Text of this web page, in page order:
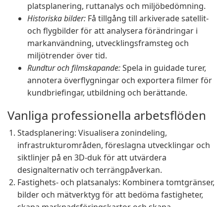
platsplanering, ruttanalys och miljöbedömning.
Historiska bilder: Få tillgång till arkiverade satellit-
och flygbilder för att analysera förändringar i
markanvändning, utvecklingsframsteg och
miljötrender över tid.
Rundtur och filmskapande:Spela in guidade turer,
annotera överflygningar och exportera filmer för
kundbriefingar, utbildning och berättande.
Vanliga professionella arbetsflöden
Stadsplanering: Visualisera zonindeling,
infrastrukturområden, föreslagna utvecklingar och
siktlinjer på en 3D-duk för att utvärdera
designalternativ och terrängpåverkan.
Fastighets- och platsanalys: Kombinera tomtgränser,
bilder och mätverktyg för att bedöma fastigheter,